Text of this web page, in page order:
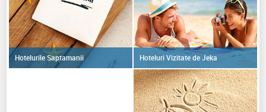
Hotelurile Saptamanii Hoteluri Vizitate de Jeka